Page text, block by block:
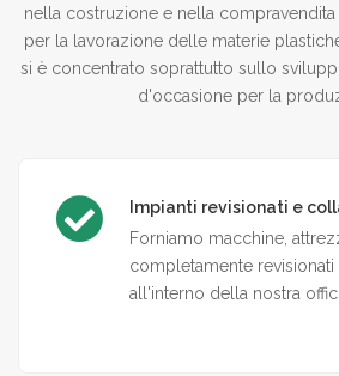
nella costruzione e nella
per la lavorazione delle materie
si è concentrato soprattutto sullo
d'occasione per la
Impianti revisionati e
Forniamo macchine,
completamente
all'interno della nostra